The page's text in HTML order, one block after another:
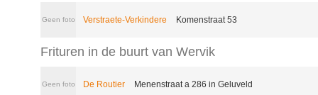
Geen foto Verstraete-Verkindere Komenstraat 53
Frituren in de buurt van Wervik
Geen foto De Routier Menenstraat a 286 in Geluveld